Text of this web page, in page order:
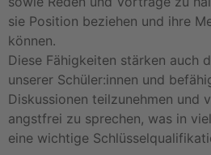
sie Position beziehen und ihre
können.
Diese Fähigkeiten stärken auch
unserer Schüler:innen und
Diskussionen teilzunehmen und
angstfrei zu sprechen, was in
eine wichtige